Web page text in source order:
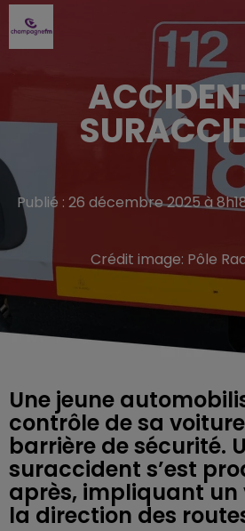
Publié : 26 décembre 2025 à
Crédit image: Pôle
Une jeune
contrôle de sa
barrière de sécurité.
suraccident s’est
après, impliquant un
la direction des